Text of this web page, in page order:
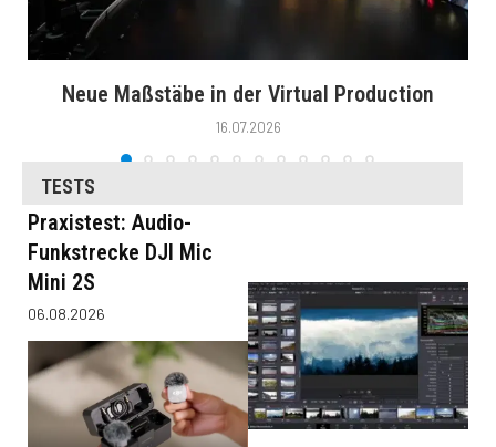
Neue Maßstäbe in der Virtual Production
16.07.2026
TESTS
Praxistest: Audio-
Funkstrecke DJI Mic
Mini 2S
06.08.2026